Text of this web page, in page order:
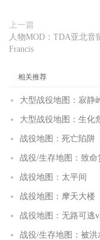
上一篇
人物MOD：TDA亚北音
Francis
相关推荐
大型战役地图：寂静
大型战役地图：生化
战役地图：死亡陷阱
战役/生存地图：致命
战役地图：太平间
战役地图：摩天大楼
战役地图：无路可逃
战役/生存地图：被洪